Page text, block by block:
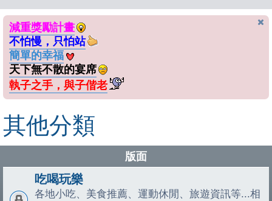
減重獎勵計畫
不怕慢，只怕站
簡單的幸福
天下無不散的宴席
執子之手，與子偕老
其他分類
版面
吃喝玩樂
各地小吃、美食推薦、運動休閒、旅遊資訊等...相